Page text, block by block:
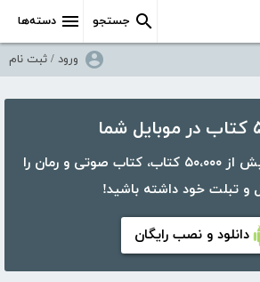
دسته‌ها جستجو
ورود / ثبت نام
با اپلیکیشن کتابراه، بیش از ۵۰،۰۰۰ کتاب، کتاب صوتی و رمان را
و تبلت خود داشته باشید!
دانلود و نصب رایگان